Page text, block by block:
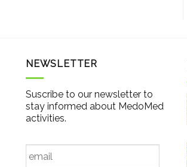
NEWSLETTER
Suscribe to our newsletter to
stay informed about MedoMed
activities.
Email *